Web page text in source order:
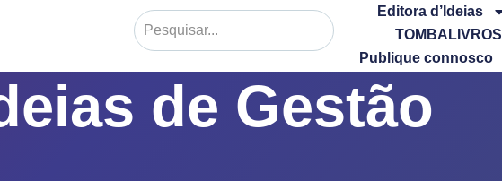
Editora d’Ideias
TOMBALIVROS
Publique connosco
de Gestão